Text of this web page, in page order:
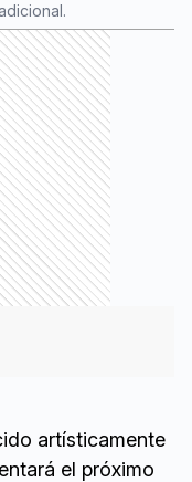
artísticamente
el próximo